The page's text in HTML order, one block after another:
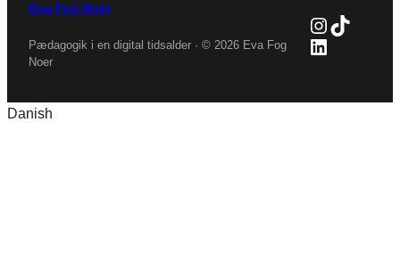
Eva Fog Noer
Pædagogik i en digital tidsalder · © 2026 Eva Fog
Noer
TikTok
LinkedIn
Danish